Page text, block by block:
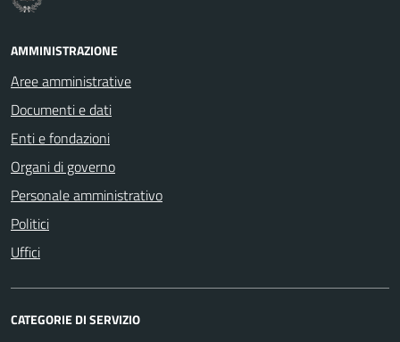
AMMINISTRAZIONE
Aree amministrative
Documenti e dati
Enti e fondazioni
Organi di governo
Personale amministrativo
Politici
Uffici
CATEGORIE DI SERVIZIO